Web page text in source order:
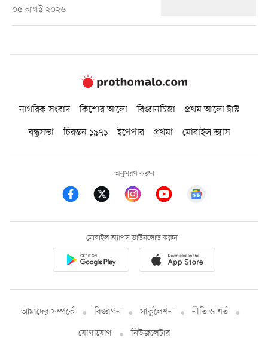
০৫ আগস্ট ২০২৬
নাগরিক সংবাদ কিশোর আলো বিজ্ঞানচিন্তা
প্রথম আলো ট্রাস্ট
বন্ধুসভা
চিরন্তন ১৯৭১ ইপেপার প্রথমা মোবাইল ভ্যাস
অনুসরণ করুন
মোবাইল অ্যাপস ডাউনলোড করুন
আমাদের সম্পর্কে বিজ্ঞাপন সার্কুলেশন
নীতি ও শর্ত
যোগাযোগ
নিউজলেটার